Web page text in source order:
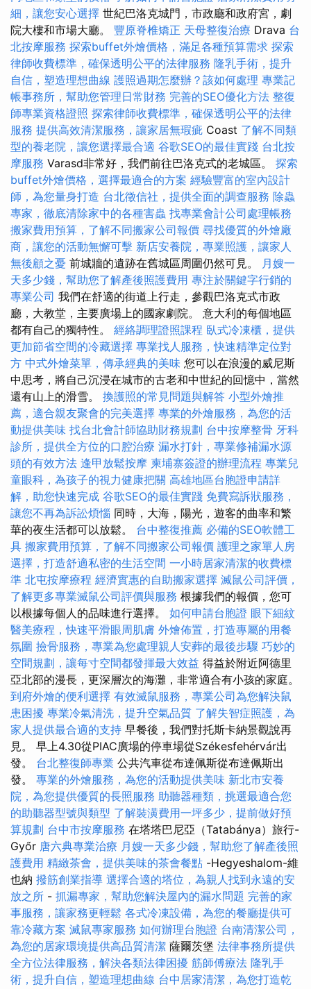
細，讓您安心選擇 世紀巴洛克城門，市政廳和政府宮，劇
院大樓和市場大廳。 豐原脊椎矯正 天母整復治療 Drava 台
北按摩服務 探索buffet外燴價格，滿足各種預算需求 探索
律師收費標準，確保透明公平的法律服務 隆乳手術，提升
自信，塑造理想曲線 護照過期怎麼辦？該如何處理 專業記
帳事務所，幫助您管理日常財務 完善的SEO優化方法 整復
師專業資格證照 探索律師收費標準，確保透明公平的法律
服務 提供高效清潔服務，讓家居無瑕疵 Coast 了解不同類
型的養老院，讓您選擇最合適 谷歌SEO的最佳實踐 台北按
摩服務 Varasd非常好，我們前往巴洛克式的老城區。 探索
buffet外燴價格，選擇最適合的方案 經驗豐富的室內設計
師，為您量身打造 台北徵信社，提供全面的調查服務 除蟲
專家，徹底清除家中的各種害蟲 找專業會計公司處理帳務
搬家費用預算，了解不同搬家公司報價 尋找優質的外燴廠
商，讓您的活動無懈可擊 新店安養院，專業照護，讓家人
無後顧之憂 前城牆的遺跡在舊城區周圍仍然可見。 月嫂一
天多少錢，幫助您了解產後照護費用 專注於關鍵字行銷的
專業公司 我們在舒適的街道上行走，參觀巴洛克式市政
廳，大教堂，主要廣場上的國家劇院。 意大利的每個地區
都有自己的獨特性。 經絡調理證照課程 臥式冷凍櫃，提供
更加節省空間的冷藏選擇 專業找人服務，快速精準定位對
方 中式外燴菜單，傳承經典的美味 您可以在浪漫的威尼斯
中思考，將自己沉浸在城市的古老和中世紀的回憶中，當然
還有山上的滑雪。 換護照的常見問題與解答 小型外燴推
薦，適合親友聚會的完美選擇 專業的外燴服務，為您的活
動提供美味 找台北會計師協助財務規劃 台中按摩整骨 牙科
診所，提供全方位的口腔治療 漏水打針，專業修補漏水源
頭的有效方法 逢甲放鬆按摩 柬埔寨簽證的辦理流程 專業兒
童眼科，為孩子的視力健康把關 高雄地區台胞證申請詳
解，助您快速完成 谷歌SEO的最佳實踐 免費寫訴狀服務，
讓您不再為訴訟煩惱 同時，大海，陽光，遊客的曲率和繁
華的夜生活都可以放鬆。 台中整復推薦 必備的SEO軟體工
具 搬家費用預算，了解不同搬家公司報價 護理之家單人房
選擇，打造舒適私密的生活空間 一小時居家清潔的收費標
準 北屯按摩療程 經濟實惠的自助搬家選擇 滅鼠公司評價，
了解更多專業滅鼠公司評價與服務 根據我們的報價，您可
以根據每個人的品味進行選擇。 如何申請台胞證 眼下細紋
醫美療程，快速平滑眼周肌膚 外燴佈置，打造專屬的用餐
氛圍 撿骨服務，專業為您處理親人安葬的最後步驟 巧妙的
空間規劃，讓每寸空間都發揮最大效益 得益於附近阿德里
亞北部的漫長，更深層次的海灘，非常適合有小孩的家庭。
到府外燴的便利選擇 有效滅鼠服務，專業公司為您解決鼠
患困擾 專業冷氣清洗，提升空氣品質 了解失智症照護，為
家人提供最合適的支持 早餐後，我們對托斯卡納景觀說再
見。 早上4.30從PIAC廣場的停車場從Székesfehérvár出
發。 台北整復師專業 公共汽車從布達佩斯從布達佩斯出
發。 專業的外燴服務，為您的活動提供美味 新北市安養
院，為您提供優質的長照服務 助聽器種類，挑選最適合您
的助聽器型號與類型 了解裝潢費用一坪多少，提前做好預
算規劃 台中市按摩服務 在塔塔巴尼亞（Tatabánya）旅行-
Győr 唐六典專業治療 月嫂一天多少錢，幫助您了解產後照
護費用 精緻茶會，提供美味的茶會餐點 -Hegyeshalom-維
也納 撥筋創業指導 選擇合適的塔位，為親人找到永遠的安
放之所 - 抓漏專家，幫助您解決屋內的漏水問題 完善的家
事服務，讓家務更輕鬆 各式冷凍設備，為您的餐廳提供可
靠冷藏方案 滅鼠專家服務 如何辦理台胞證 台南清潔公司，
為您的居家環境提供高品質清潔 薩爾茨堡 法律事務所提供
全方位法律服務，解決各類法律困擾 筋師傅療法 隆乳手
術，提升自信，塑造理想曲線 台中居家清潔，為您打造乾